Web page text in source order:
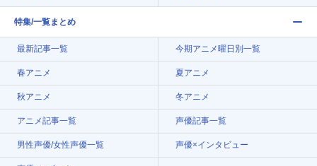
特集/一覧まとめ
最新記事一覧 今期アニメ曜日別一覧
春アニメ 夏アニメ
秋アニメ 冬アニメ
アニメ記事一覧 声優記事一覧
男性声優/女性声優一覧 声優×インタビュー